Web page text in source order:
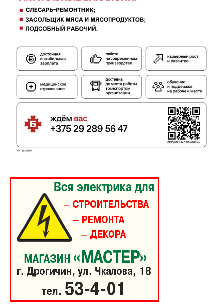
Редакция "ДВ"
Наша гісторыя
Контакты
Правила использования материалов